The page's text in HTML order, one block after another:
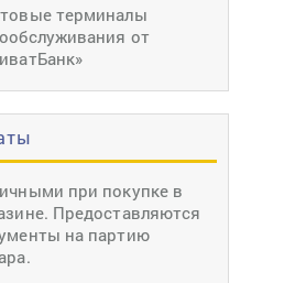
терминалы
от
при покупке в
Предоставляются
на партию